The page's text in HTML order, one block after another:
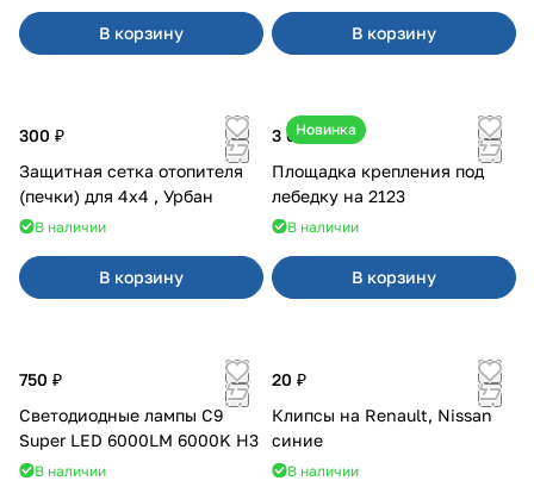
В корзину В корзину
300 ₽
Защитная сетка отопителя
(печки) для 4x4 , Урбан
В наличии
В корзину
Новинка
3 600 ₽
Площадка крепления под
лебедку на 2123
В наличии
В корзину
750 ₽
Светодиодные лампы C9
Super LED 6000LM 6000K H3
В наличии
20 ₽
Клипсы на Renault, Nissan
синие
В наличии